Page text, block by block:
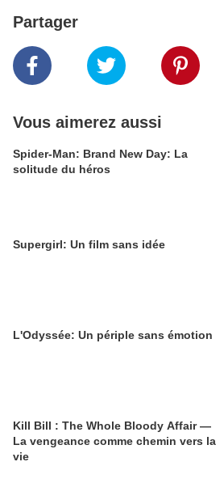
Partager
Vous aimerez aussi
Spider-Man: Brand New Day: La
solitude du héros
Supergirl: Un film sans idée
L'Odyssée: Un périple sans émotion
Kill Bill : The Whole Bloody Affair —
La vengeance comme chemin vers la
vie